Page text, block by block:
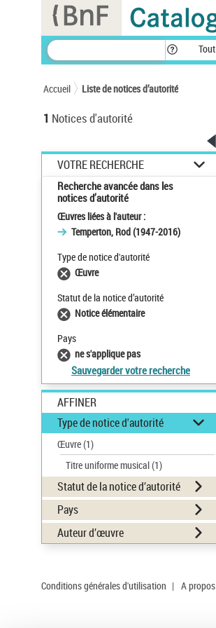
Tout
Accueil Liste de notices d’autorité
1 Notices d'autorité
VOTRE RECHERCHE
Recherche avancée dans les
notices d’autorité
Œuvres liées à l'auteur :
Temperton, Rod (1947-2016)
Type de notice d'autorité
Œuvre
Statut de la notice d’autorité
Notice élémentaire
Pays
ne s'applique pas
Sauvegarder votre recherche
AFFINER
Type de notice d'autorité
Œuvre(1)
Titre uniforme musical(1)
Statut de la notice d’autorité
Pays
Auteur d’œuvre
Conditions générales d'utilisation | A propos
Panneau de gestion des cookies